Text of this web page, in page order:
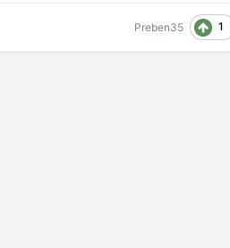
Preben35 1